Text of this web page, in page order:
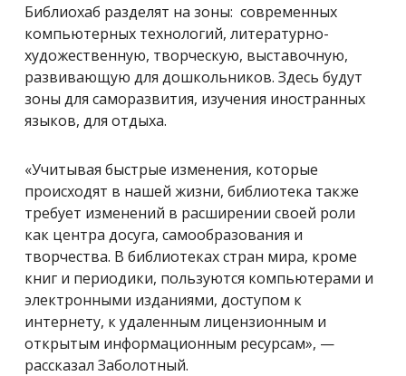
Библиохаб разделят на зоны: современных
компьютерных технологий, литературно-
художественную, творческую, выставочную,
развивающую для дошкольников. Здесь будут
зоны для саморазвития, изучения иностранных
языков, для отдыха.
«Учитывая быстрые изменения, которые
происходят в нашей жизни, библиотека также
требует изменений в расширении своей роли
как центра досуга, самообразования и
творчества. В библиотеках стран мира, кроме
книг и периодики, пользуются компьютерами и
электронными изданиями, доступом к
интернету, к удаленным лицензионным и
открытым информационным ресурсам», —
рассказал Заболотный.